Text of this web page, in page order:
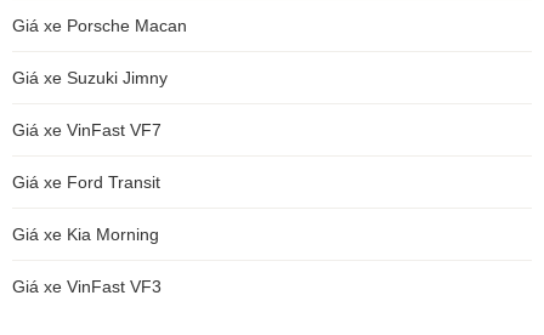
Giá xe Porsche Macan
Giá xe Suzuki Jimny
Giá xe VinFast VF7
Giá xe Ford Transit
Giá xe Kia Morning
Giá xe VinFast VF3